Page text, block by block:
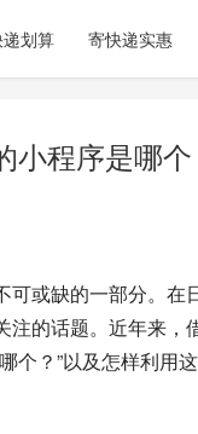
划算 寄快递实惠
小程序是哪个
或缺的一部分。在
的话题。近年来，
？”以及怎样利用